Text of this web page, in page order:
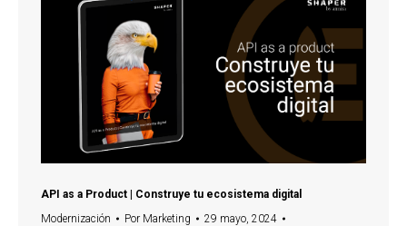
API as a Product | Construye tu ecosistema digital
Modernización
Por Marketing
29 mayo, 2024